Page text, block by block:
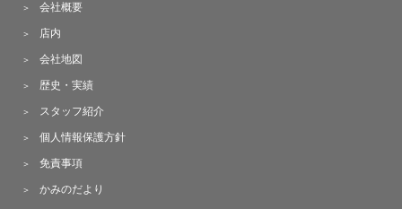
会社概要
店内
会社地図
歴史・実績
スタッフ紹介
個人情報保護方針
免責事項
かみのだより